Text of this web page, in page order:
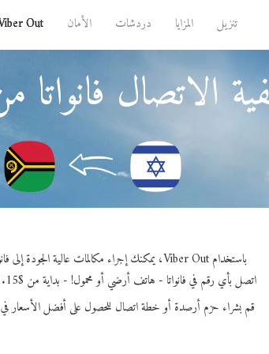
تنزيل المزايا دردشات الأمان Out
الاتصال فانواتا
باستخدام Viber Out، يمكنك إجراء مكالمات عالية الجودة إلى فانواتا من إسرائيل.
اتصل بأي رقم في فانواتا - هاتف أرضي أو محمول! - بداية من $1.15 فقط لكل دقيقة.
قم بشراء حزم أرصدة أو خطة اتصال للحصول على أفضل الأسعار في